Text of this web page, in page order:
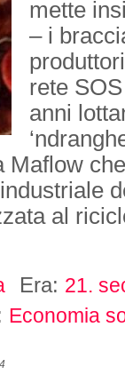
mette
– i
rete
anni
al
Era: 21.
Economia